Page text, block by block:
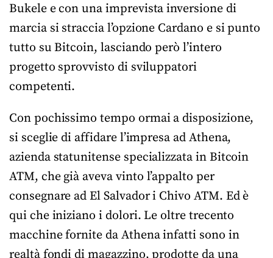
Bukele e con una imprevista inversione di
marcia si straccia l’opzione Cardano e si punto
tutto su Bitcoin, lasciando però l’intero
progetto sprovvisto di sviluppatori
competenti.
Con pochissimo tempo ormai a disposizione,
si sceglie di affidare l’impresa ad Athena,
azienda statunitense specializzata in Bitcoin
ATM, che già aveva vinto l’appalto per
consegnare ad El Salvador i Chivo ATM. Ed è
qui che iniziano i dolori. Le oltre trecento
macchine fornite da Athena infatti sono in
realtà fondi di magazzino, prodotte da una